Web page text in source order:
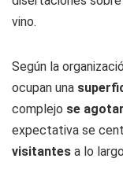
vino.
Según la
ocupan una
complejo se
expectativa se
visitantes a lo